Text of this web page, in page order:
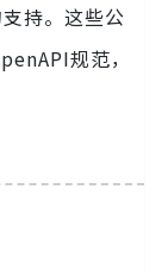
持。这些公
规范，